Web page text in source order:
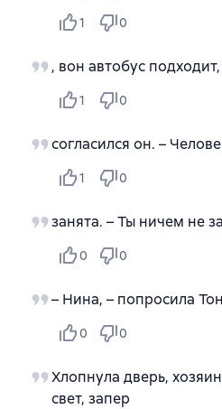
1 0
, вон автобус
1 0
согласился он. –
1 0
занята. – Ты ничем не
0 0
– Нина, – попросила
0 0
Хлопнула дверь,
свет, запер